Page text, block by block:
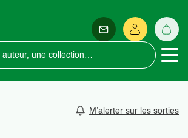
M’alerter sur les sorties